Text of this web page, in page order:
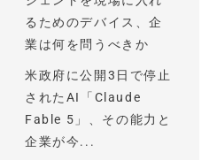
るためのデバイス、企
業は何を問うべきか
米政府に公開3日で停止
されたAI「Claude
Fable 5」、その能力と
企業が今...